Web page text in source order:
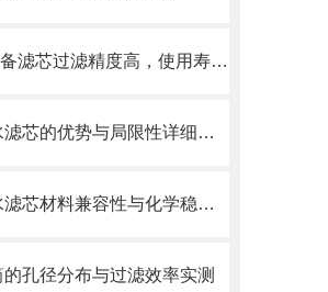
MOCVD设备滤芯过滤精度高，使用寿命长
天然气脱水滤芯的优势与局限性详细分析
天然气脱水滤芯材料兼容性与化学稳定性
孔径分布与过滤效率实测